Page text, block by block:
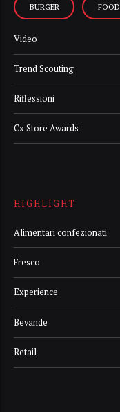
BURGER FOOD
Video
Trend Scouting
Riflessioni
Cx Store Awards
HIGHLIGHT
Alimentari confezionati
Fresco
Experience
Bevande
Retail